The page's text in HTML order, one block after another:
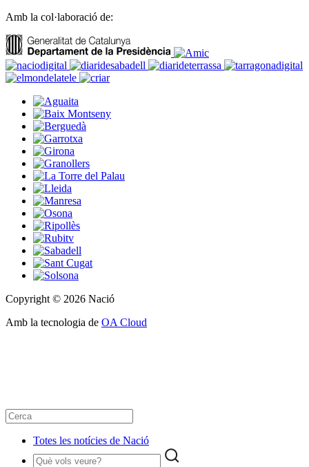
Amb la col·laboració de:
Copyright © 2026 Nació
Amb la tecnologia de OA Cloud
Totes les notícies de Nació